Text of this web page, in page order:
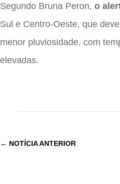
Segundo Bruna Peron, o
Sul e Centro-Oeste, que
menor pluviosidade, com
elevadas.
← NOTÍCIA ANTERIOR